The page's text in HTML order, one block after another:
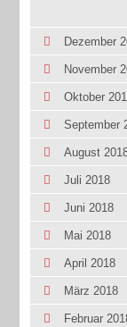
Dezember
November
Oktober
September
August
Juli 2018
Juni 2018
Mai 2018
April 2018
März 2018
Februar